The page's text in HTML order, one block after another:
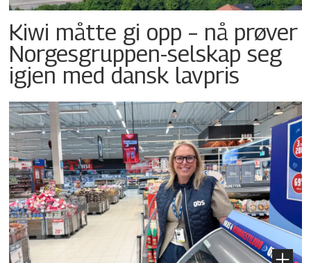
Kiwi måtte gi opp – nå prøver
Norgesgruppen-selskap seg
igjen med dansk lavpris